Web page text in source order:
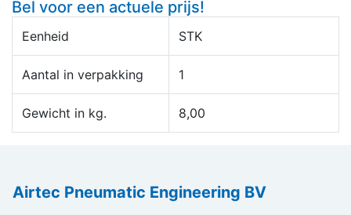
Bel voor een actuele prijs!
Eenheid STK
Aantal in verpakking 1
Gewicht in kg. 8,00
Airtec Pneumatic Engineering BV